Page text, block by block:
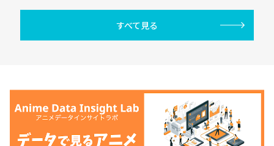
すべて見る